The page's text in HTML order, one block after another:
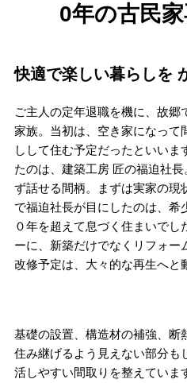
0年の古民
快適で楽しい暮らしを
ご主人の定年退職を機に、故郷
家族。当初は、空き家になって
しして住む予定だったといい
たのは、建築工房 匠の福迫社
ず話せる間柄。まずは実家の現
で福迫社長が目にしたのは、希
０年を超えて息づく住まいでし
ーに、新築だけでなくリフォー
改修予定は、大々的な再生へと
基礎の設置、構造材の補強、断
住み継げるよう見えない部分も
活しやすい間取りを整えていま